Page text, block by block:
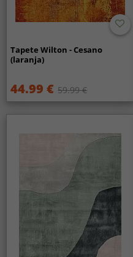
Tapete Wilton - Cesano
(laranja)
44.99 € 59.99 €